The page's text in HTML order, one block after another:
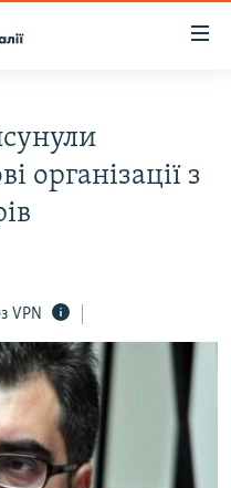
організації з
VPN